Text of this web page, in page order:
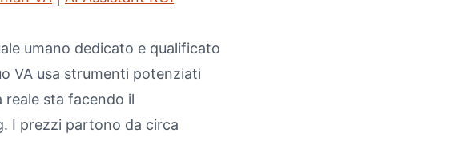
umano dedicato e qualificato
VA usa strumenti potenziati
reale sta facendo il
I prezzi partono da circa